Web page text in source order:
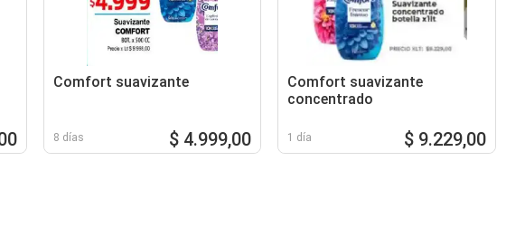
Comfort suavizante
8 días $ 4.999,00
Comfort suavizante
concentrado
1 día $ 9.229,00